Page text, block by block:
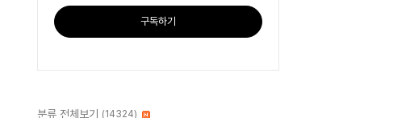
구독하기
분류 전체보기 (14324)